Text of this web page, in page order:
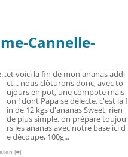
Cannelle-
et voici la fin de mon ananas addi
ct... nous clôturons donc, avec to
ujours en pot, une compote mais
on ! dont Papa se délecte, c'est la f
in de 12 kgs d'ananas Sweet, rien
de plus simple, on prépare toujou
rs les ananas avec notre base ici d
e découpe, 100g...
[#]